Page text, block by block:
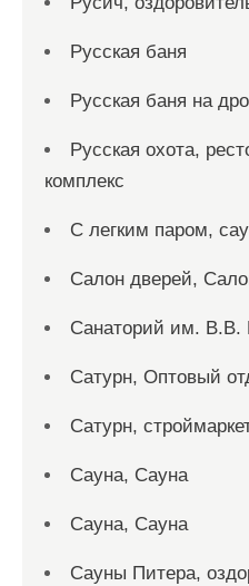
Русская баня
Русская баня на
Русская охота,
комплекс
С легким паром,
Салон дверей,
Санаторий им. В.В.
Сатурн, Оптовый
Сатурн,
Сауна, Сауна
Сауна, Сауна
Сауны Питера,